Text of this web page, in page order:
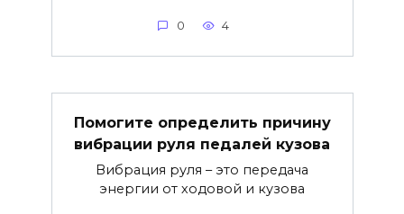
0 4
Помогите определить причину
вибрации руля педалей кузова
Вибрация руля – это передача
энергии от ходовой и кузова